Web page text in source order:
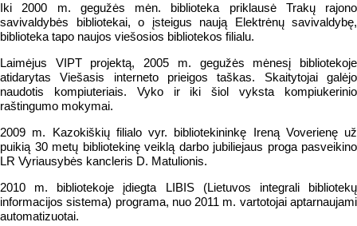
Iki 2000 m. gegužės mėn. biblioteka priklausė Trakų rajono
savivaldybės bibliotekai, o įsteigus naują Elektrėnų savivaldybę,
biblioteka tapo naujos viešosios bibliotekos filialu.
Laimėjus VIPT projektą, 2005 m. gegužės mėnesį bibliotekoje
atidarytas Viešasis interneto prieigos taškas. Skaitytojai galėjo
naudotis kompiuteriais. Vyko ir iki šiol vyksta kompiukerinio
raštingumo mokymai.
2009 m. Kazokiškių filialo vyr. bibliotekininkę Ireną Voverienę už
puikią 30 metų bibliotekinę veiklą darbo jubiliejaus proga pasveikino
LR Vyriausybės kancleris D. Matulionis.
2010 m. bibliotekoje įdiegta LIBIS (Lietuvos integrali bibliotekų
informacijos sistema) programa, nuo 2011 m. vartotojai aptarnaujami
automatizuotai.